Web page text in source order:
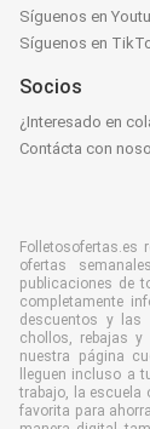
Síguenos en
Síguenos en
Socios
¿Interesado en
Contácta con
ofertas
publicaciones de
completamente
descuentos y las
chollos, rebajas
nuestra página
lleguen incluso a
trabajo, la escuela
favorita para